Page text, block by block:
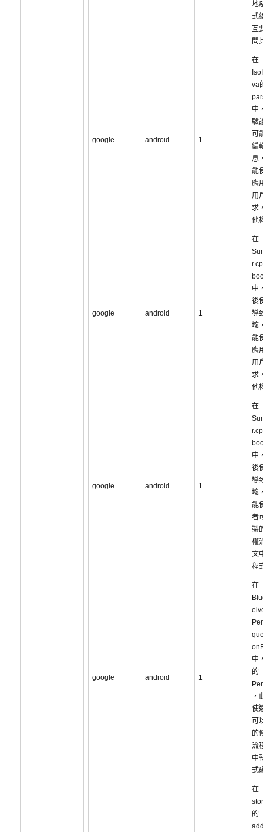
地
式
互
問
google android 1
在
va
中
驗
可
編
息
能
應
用
求
他
google android 1
在
中
後
導
壞
能
應
用
求
他
google android 1
在
中
後
導
壞
能
者
製
權
文
程
google android 1
在
中
的
，
使
可
的
流
中
式
在
的